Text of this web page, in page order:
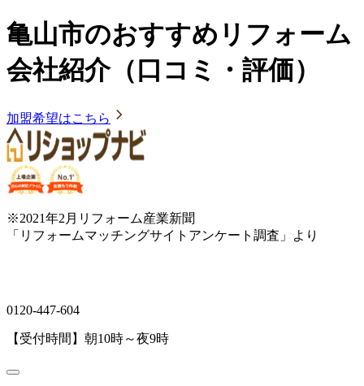
亀山市のおすすめリフォーム
会社紹介（口コミ・評価）
加盟希望はこちら
※2021年2月リフォーム産業新聞
「リフォームマッチングサイトアンケート調査」より
0120-447-604
【受付時間】朝10時～夜9時